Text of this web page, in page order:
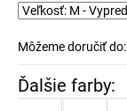
Môžeme doručiť do: